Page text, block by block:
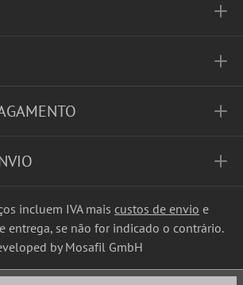
incluem IVA mais custos de envio e
entrega, se não for indicado o contrário.
by Mosafil GmbH